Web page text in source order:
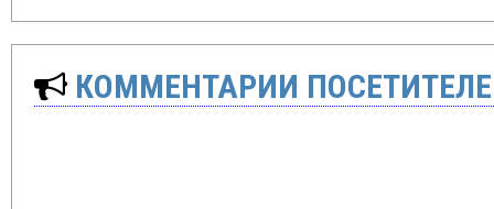
КОММЕНТАРИИ